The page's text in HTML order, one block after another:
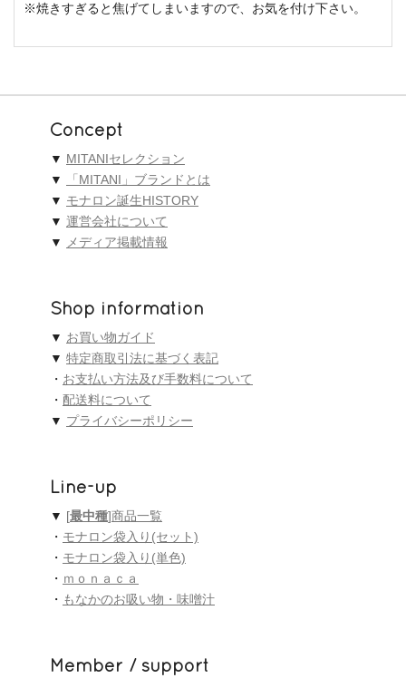
※焼きすぎると焦げてしまいますので、お気を付け下さい。
Concept
▼ MITANIセレクション
▼
「MITANI」ブランドとは
▼ モナロン誕生HISTORY
▼ 運営会社について
▼
メディア掲載情報
Shop information
▼ お買い物ガイド
▼ 特定商取引法に基づく表記
・ お支払い方法及び手数料について
・ 配送料について
▼ プライバシーポリシー
Line-up
▼ [最中種]商品一覧
・ モナロン袋入り(セット)
・ モナロン袋入り(単色)
・ ｍｏｎａｃａ
・ もなかのお吸い物・味噌汁
Member / support